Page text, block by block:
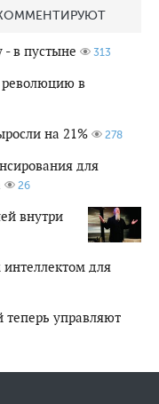
- в пустыне 313
в
на 21% 278
для
26
внутри
для
теперь управляют